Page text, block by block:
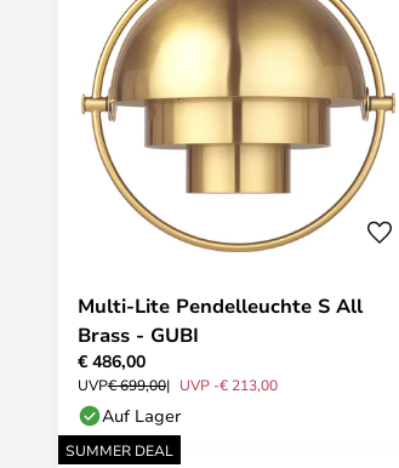
Multi-Lite Pendelleuchte S All
Brass - GUBI
€ 486,00
UVP€ 699,00 UVP -€ 213,00
Auf Lager
SUMMER DEAL